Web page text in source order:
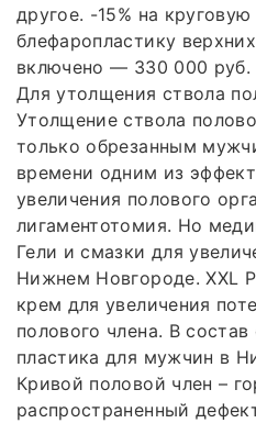
другое. -15% на
блефаропластику
включено — 330 000
Для утолщения ствола
Утолщение ствола
только обрезанным
времени одним из
увеличения полового
лигаментотомия. Но
Гели и смазки для
Нижнем Новгороде. XXL
крем для увеличения
полового члена. В
пластика для мужчин в
Кривой половой член –
распространенный